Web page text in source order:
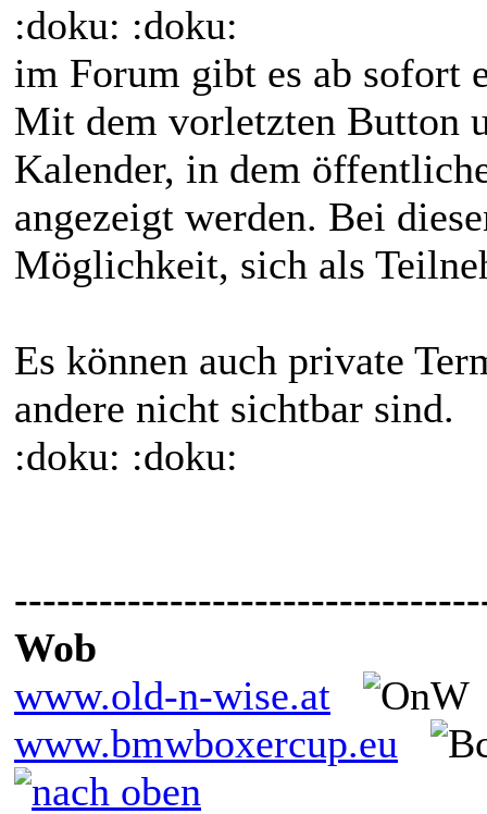
:doku: :doku:
im Forum gibt es ab sofort
Mit dem vorletzten Button
Kalender, in dem
angezeigt werden. Bei
Möglichkeit, sich als
Es können auch private
andere nicht sichtbar sind.
:doku: :doku:
Wob
www.old-n-wise.at
www.bmwboxercup.eu